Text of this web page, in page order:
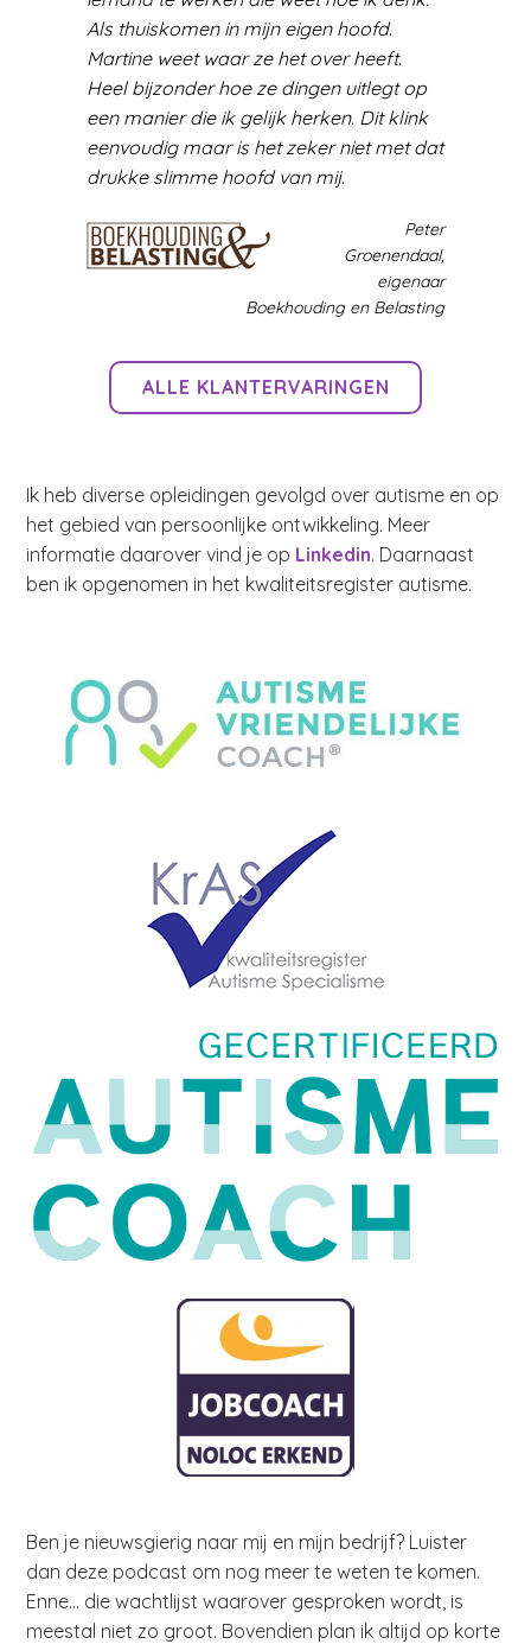
Als thuiskomen in mijn eigen hoofd.
Martine weet waar ze het over heeft.
Heel bijzonder hoe ze dingen uitlegt op
een manier die ik gelijk herken. Dit klink
eenvoudig maar is het zeker niet met dat
drukke slimme hoofd van mij.
Peter
Groenendaal,
eigenaar
Boekhouding en Belasting
ALLE KLANTERVARINGEN
Ik heb diverse opleidingen gevolgd over autisme en op
het gebied van persoonlijke ontwikkeling. Meer
informatie daarover vind je op Linkedin. Daarnaast
ben ik opgenomen in het kwaliteitsregister autisme.
Ben je nieuwsgierig naar mij en mijn bedrijf? Luister
dan deze podcast om nog meer te weten te komen.
Enne… die wachtlijst waarover gesproken wordt, is
meestal niet zo groot. Bovendien plan ik altijd op korte